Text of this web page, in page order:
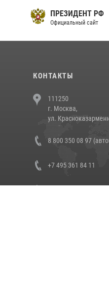
ПРЕЗИДЕНТ РФ
Официальный сайт
КОНТАКТЫ
111250
г. Москва,
ул.
8 800 350 08 97
+7 495 361 84 11